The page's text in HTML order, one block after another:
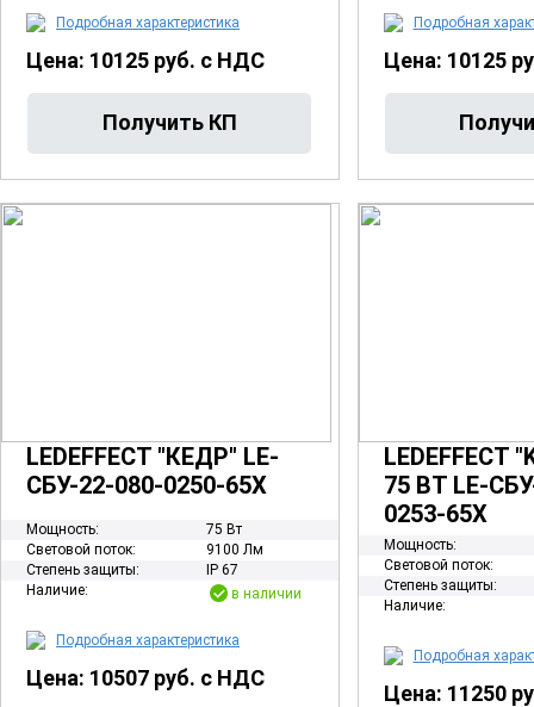
Подробная характеристика
Цена: 10125 руб. с НДС
Подробная
Цена: 10125
LEDEFFECT "КЕДР" LE-
СБУ-22-080-0250-65Х
Мощность:
75 Вт
Световой поток:
9100 Лм
Степень защиты:
IP 67
Наличие:
в наличии
Подробная характеристика
Цена: 10507 руб. с НДС
LEDEFFECT
75 ВТ LE-
0253-65Х
Мощность:
Световой поток:
Степень защиты:
Наличие:
Подробная
Цена: 11250